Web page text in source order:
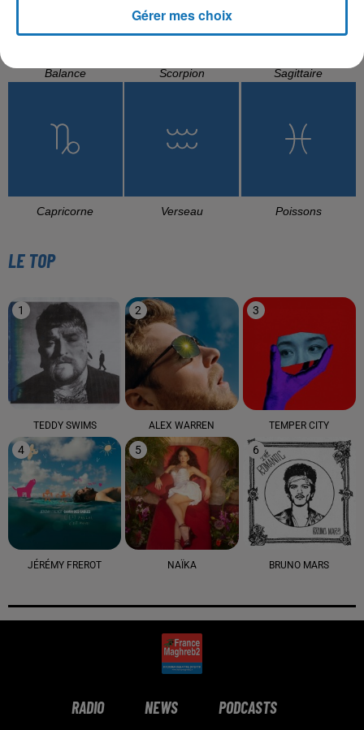
Balance Scorpion Sagittaire
Capricorne Verseau Poissons
LE TOP
1
TEDDY SWIMS
2
ALEX WARREN
3
TEMPER CITY
4
JÉRÉMY FREROT
5
NAÏKA
6
BRUNO MARS
RADIO NEWS PODCASTS
Gérer mes choix